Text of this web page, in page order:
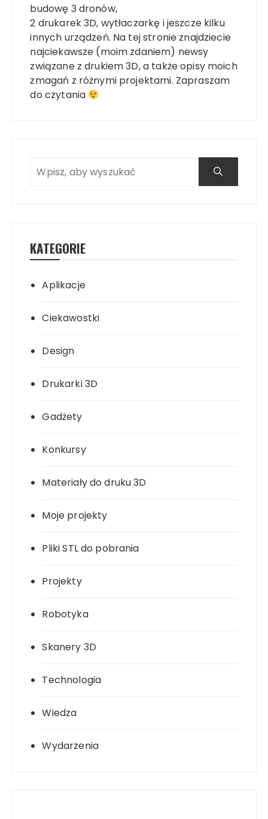
budowę 3 dronów,
2 drukarek 3D, wytłaczarkę i jeszcze kilku
innych urządzeń. Na tej stronie znajdziecie
najciekawsze (moim zdaniem) newsy
związane z drukiem 3D, a także opisy moich
zmagań z różnymi projektami. Zapraszam
do czytania
KATEGORIE
Aplikacje
Ciekawostki
Design
Drukarki 3D
Gadżety
Konkursy
Materiały do druku 3D
Moje projekty
Pliki STL do pobrania
Projekty
Robotyka
Skanery 3D
Technologia
Wiedza
Wydarzenia